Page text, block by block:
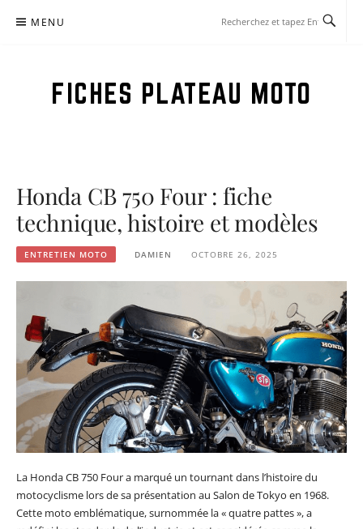
MENU
FICHES PLATEAU MOTO
Honda CB 750 Four : fiche
technique, histoire et modèles
ENTRETIEN MOTO DAMIEN OCTOBRE 26, 2025
La Honda CB 750 Four a marqué un tournant dans l’histoire du
motocyclisme lors de sa présentation au Salon de Tokyo en 1968.
Cette moto emblématique, surnommée la « quatre pattes », a